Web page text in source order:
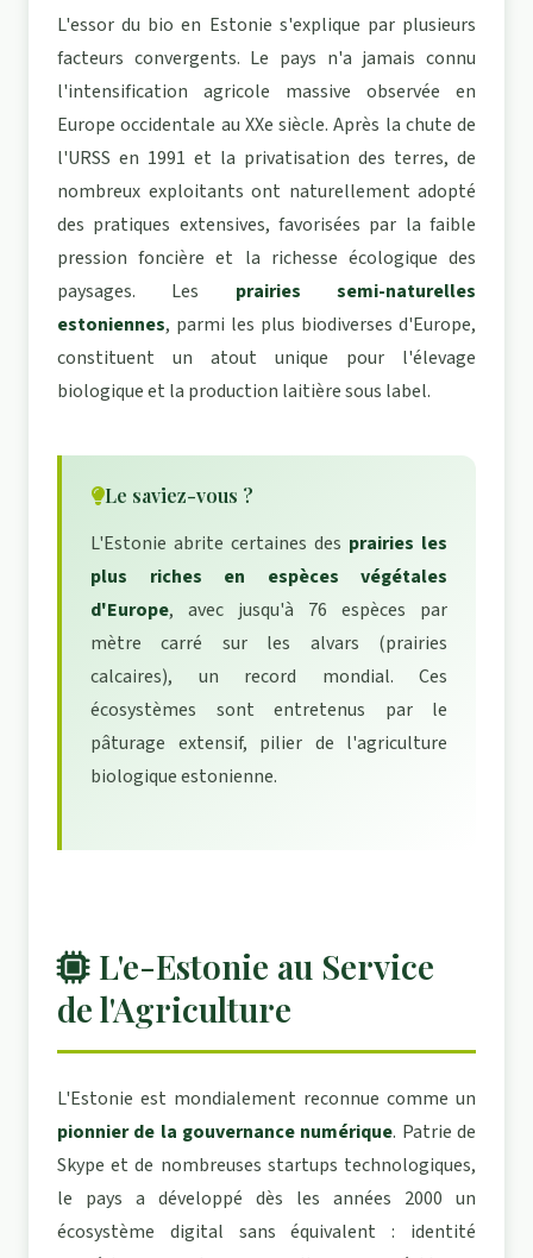
L'essor du bio en Estonie s'explique par plusieurs
facteurs convergents. Le pays n'a jamais connu
l'intensification agricole massive observée en
Europe occidentale au XXe siècle. Après la chute de
l'URSS en 1991 et la privatisation des terres, de
nombreux exploitants ont naturellement adopté
des pratiques extensives, favorisées par la faible
pression foncière et la richesse écologique des
paysages. Les prairies semi-naturelles
estoniennes, parmi les plus biodiverses d'Europe,
constituent un atout unique pour l'élevage
biologique et la production laitière sous label.
Le saviez-vous ?
L'Estonie abrite certaines des prairies les
plus riches en espèces végétales
d'Europe, avec jusqu'à 76 espèces par
mètre carré sur les alvars (prairies
calcaires), un record mondial. Ces
écosystèmes sont entretenus par le
pâturage extensif, pilier de l'agriculture
biologique estonienne.
L'e-Estonie au Service
de l'Agriculture
L'Estonie est mondialement reconnue comme un
pionnier de la gouvernance numérique. Patrie de
Skype et de nombreuses startups technologiques,
le pays a développé dès les années 2000 un
écosystème digital sans équivalent : identité